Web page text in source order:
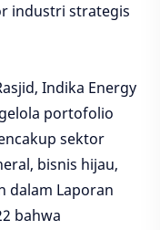
industri strategis
Indika Energy
portofolio
sektor
bisnis hijau,
dalam Laporan
bahwa